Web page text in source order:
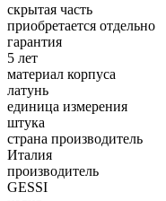
скрытая часть
приобретается отдельно
гарантия
5 лет
материал корпуса
латунь
единица измерения
штука
страна производитель
Италия
производитель
GESSI